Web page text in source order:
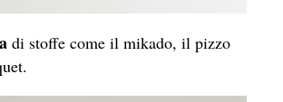
di stoffe come il mikado, il pizzo